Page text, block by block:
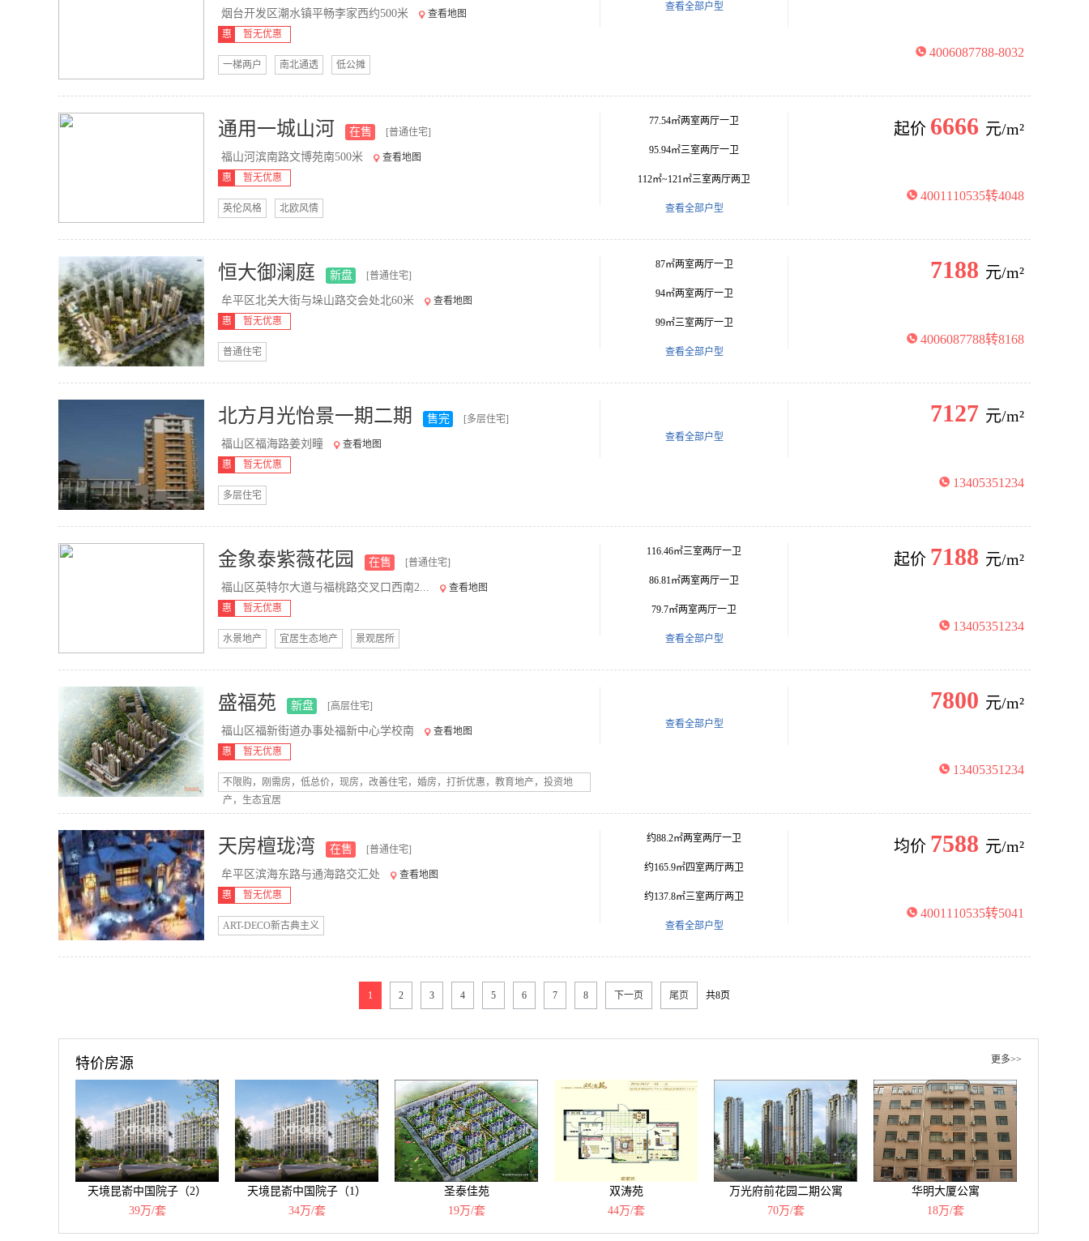
烟台开发区潮水镇平畅李家西约500米
查看地图
惠
暂无优惠
一梯两户 南北通透 低公摊
查看全部户型
4006087788-8032
通用一城山河 在售 [普通住宅]
福山河滨南路文博苑南500米
查看地图
惠
暂无优惠
英伦风格 北欧风情
77.54㎡两室两厅一卫
95.94㎡三室两厅一卫
112㎡~121㎡三室两厅两卫
查看全部户型
起价 6666 元/m²
4001110535转4048
恒大御澜庭 新盘 [普通住宅]
牟平区北关大街与垛山路交会处北60米
查看地图
惠
暂无优惠
普通住宅
87㎡两室两厅一卫
94㎡两室两厅一卫
99㎡三室两厅一卫
查看全部户型
7188 元/m²
4006087788转8168
北方月光怡景一期二期 售完 [多层住宅]
福山区福海路姜刘疃
查看地图
惠
暂无优惠
多层住宅
查看全部户型
7127 元/m²
13405351234
金象泰紫薇花园 在售 [普通住宅]
福山区英特尔大道与福桃路交叉口西南2...
查看地图
惠
暂无优惠
水景地产 宜居生态地产 景观居所
116.46㎡三室两厅一卫
86.81㎡两室两厅一卫
79.7㎡两室两厅一卫
查看全部户型
起价 7188 元/m²
13405351234
盛福苑 新盘 [高层住宅]
福山区福新街道办事处福新中心学校南
查看地图
惠
暂无优惠
不限购，刚需房，低总价，现房，改善住宅，婚房，打折优惠，教育地产，投资地
产，生态宜居
查看全部户型
7800 元/m²
13405351234
天房檀珑湾 在售 [普通住宅]
牟平区滨海东路与通海路交汇处
查看地图
惠
暂无优惠
ART-DECO新古典主义
约88.2㎡两室两厅一卫
约165.9㎡四室两厅两卫
约137.8㎡三室两厅两卫
查看全部户型
均价 7588 元/m²
4001110535转5041
1 2 3 4 5 6 7 8 下一页 尾页 共8页
特价房源 更多>>
天境昆嵛中国院子（2）
39万/套
天境昆嵛中国院子（1）
34万/套
圣泰佳苑
19万/套
双涛苑
44万/套
万光府前花园二期公寓
70万/套
华明大厦公寓
18万/套